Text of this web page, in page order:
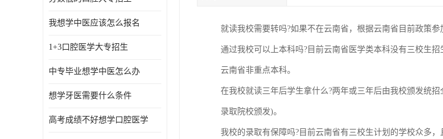
我想学中医应该怎么报名
1+3口腔医学大专招生
中专毕业想学中医怎么办
想学牙医需要什么条件
高考成绩不好想学口腔医学
就读我校需要转吗?如果不在云南省，根据云南省目前政策参
通过我校可以上本科吗?目前云南省医学类本科没有三校生
云南省非重点本科。
在我校就读三年后学生拿什么?两年或三年后由我校颁发统
录取院校颁发)。
我校的录取有保障吗?目前云南省有三校生计划的学校众多